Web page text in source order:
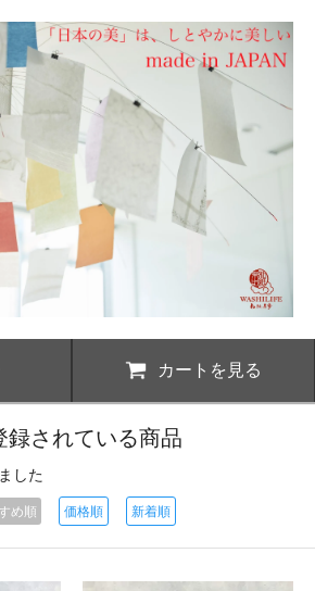
カートを見る
録されている商品
した
め順 価格順 新着順